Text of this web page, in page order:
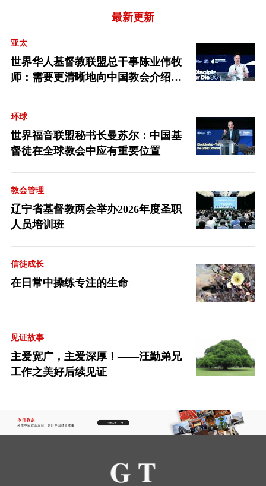
最新更新
亚太
世界华人基督教联盟总干事陈业伟牧
师：需要更清晰地向中国教会介绍福
环球
世界福音联盟秘书长曼苏尔：中国基
督徒在全球教会中应有重要位置
教会管理
辽宁省基督教两会举办2026年度圣职
人员培训班
信徒成长
在日常中操练专注的生命
见证故事
主爱宽广，主爱深厚！——汪勤弟兄
工作之美好后续见证